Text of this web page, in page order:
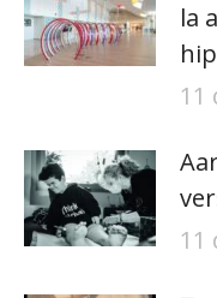
la
11
11